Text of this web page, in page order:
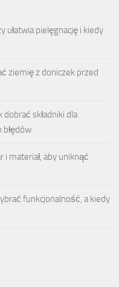
ułatwia pielęgnację i kiedy
ziemię z doniczek przed
dobrać składniki dla
i materiał, aby uniknąć
funkcjonalność, a kiedy